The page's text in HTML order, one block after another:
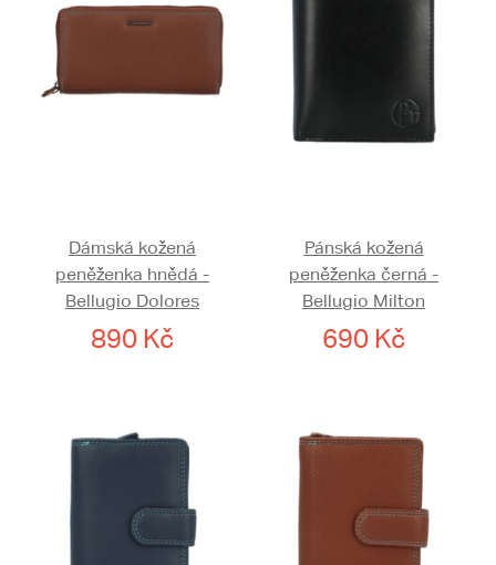
Dámská kožená
peněženka hnědá -
Bellugio Dolores
890 Kč
Pánská kožená
peněženka černá -
Bellugio Milton
690 Kč